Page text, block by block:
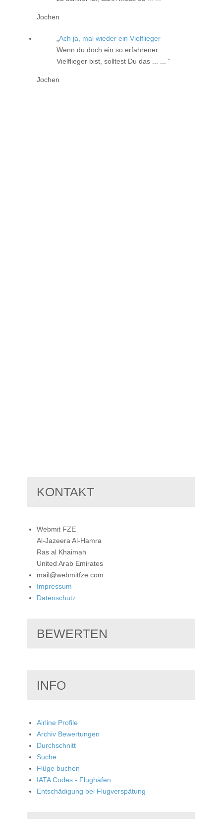
Jochen
Ach ja, mal wieder ein Vielflieger
Wenn du doch ein so erfahrener
Vielflieger bist, solltest Du das ... ...
Jochen
KONTAKT
Webmit FZE
Al-Jazeera Al-Hamra
Ras al Khaimah
United Arab Emirates
mail@webmitfze.com
Impressum
Datenschutz
BEWERTEN
INFO
Airline Profile
Archiv Bewertungen
Durchschnitt
Suche
Flüge buchen
IATA Codes - Flughäfen
Entschädigung bei Flugverspätung